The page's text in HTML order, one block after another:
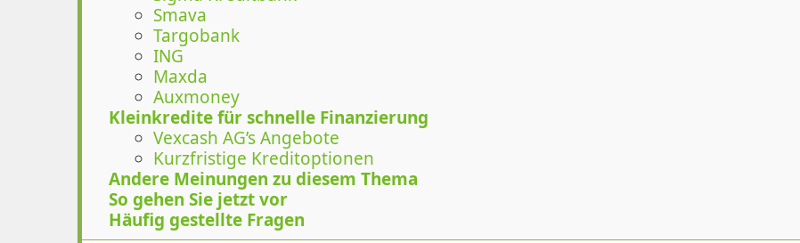
Smava
Targobank
ING
Maxda
Auxmoney
Kleinkredite für schnelle Finanzierung
Vexcash AG’s Angebote
Kurzfristige Kreditoptionen
Andere Meinungen zu diesem Thema
So gehen Sie jetzt vor
Häufig gestellte Fragen